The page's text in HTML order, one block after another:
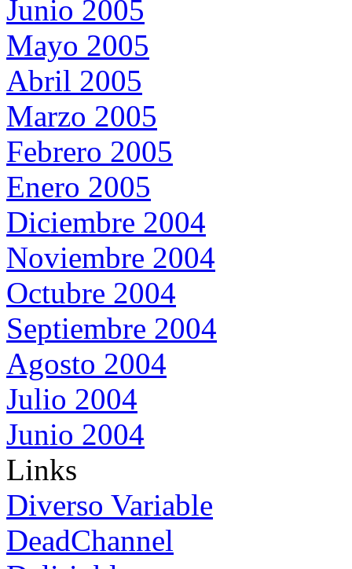
Junio 2005
Mayo 2005
Abril 2005
Marzo 2005
Febrero 2005
Enero 2005
Diciembre 2004
Noviembre 2004
Octubre 2004
Septiembre 2004
Agosto 2004
Julio 2004
Junio 2004
Links
Diverso Variable
DeadChannel